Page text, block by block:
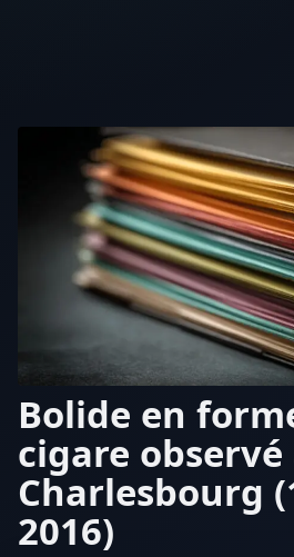
Bolide en
cigare observé
Charlesbourg
2016)